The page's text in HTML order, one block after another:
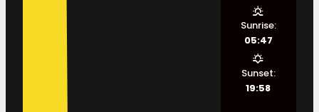
Sunrise:
05:47
Sunset:
19:58